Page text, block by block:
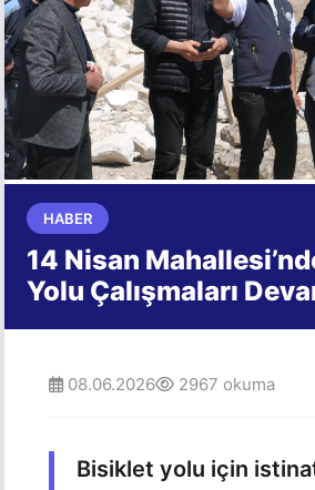
HABER
14 Nisan
Yolu Çalışmaları
08.06.2026 2967 okuma
Bisiklet yolu için